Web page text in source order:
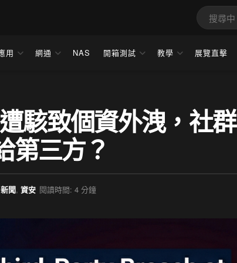
用 網通 NAS 開箱測試 教學 展覽直擊
駭致個資外洩，社群
第三方？
新聞, 資安 閱讀時間: 4 分鐘